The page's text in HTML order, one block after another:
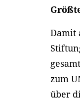
Damit
zum
über